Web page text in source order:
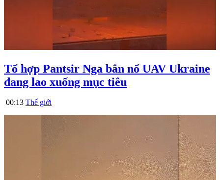
Tổ hợp Pantsir Nga bắn nổ UAV Ukraine
đang lao xuống mục tiêu
00:13 Thế giới